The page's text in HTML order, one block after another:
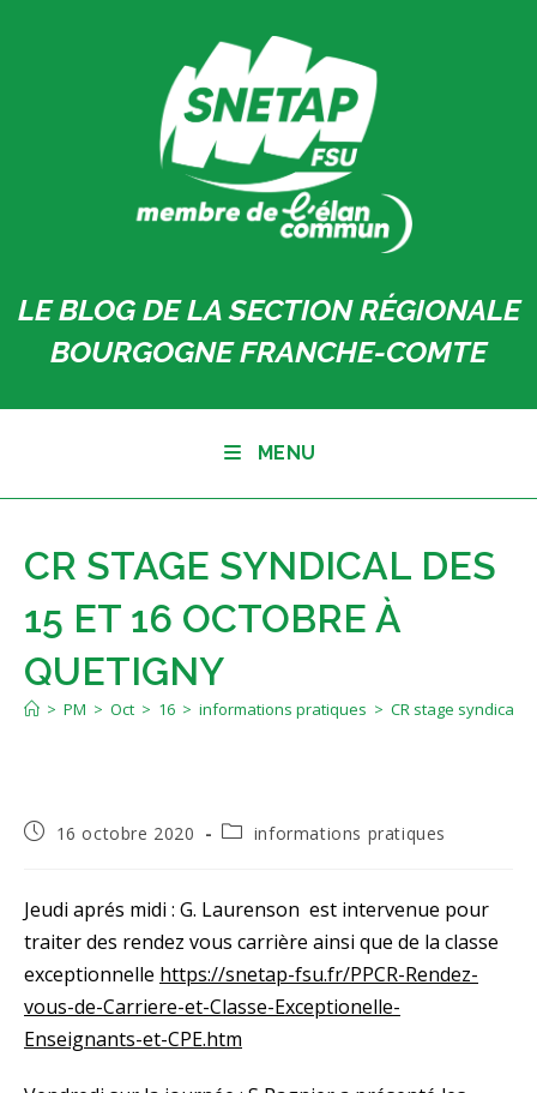
LE BLOG DE LA SECTION RÉGIONALE
BOURGOGNE FRANCHE-COMTE
MENU
CR STAGE SYNDICAL DES
15 ET 16 OCTOBRE À
QUETIGNY
> PM > Oct > 16 > informations pratiques > CR stage syndical
Publication
16 octobre 2020
Postinformations pratiques
Jeudi aprés midi : G. Laurenson est intervenue pour
traiter des rendez vous carrière ainsi que de la classe
exceptionnelle https://snetap-fsu.fr/PPCR-Rendez-
vous-de-Carriere-et-Classe-Exceptionelle-
Enseignants-et-CPE.htm